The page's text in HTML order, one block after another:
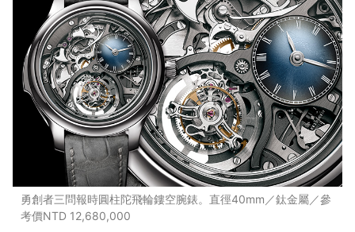
勇創者三問報時圓柱陀飛輪鏤空腕錶。直徑40mm／鈦金屬／參
考價NTD 12,680,000